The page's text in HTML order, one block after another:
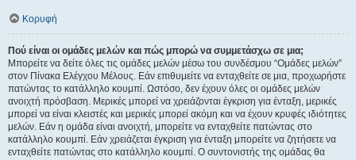
Κορυφή
Πού είναι οι ομάδες μελών και πώς μπορώ να συμμετάσχω σε μια;
Μπορείτε να δείτε όλες τις ομάδες μελών μέσω του συνδέσμου “Ομάδες μελών”
στον Πίνακα Ελέγχου Μέλους. Εάν επιθυμείτε να ενταχθείτε σε μια, προχωρήστε
πατώντας το κατάλληλο κουμπί. Ωστόσο, δεν έχουν όλες οι ομάδες μελών
ανοιχτή πρόσβαση. Μερικές μπορεί να χρειάζονται έγκριση για ένταξη, μερικές
μπορεί να είναι κλειστές και μερικές μπορεί ακόμη και να έχουν κρυφές ιδιότητες
μελών. Εάν η ομάδα είναι ανοιχτή, μπορείτε να ενταχθείτε πατώντας στο
κατάλληλο κουμπί. Εάν χρειάζεται έγκριση για ένταξη μπορείτε να ζητήσετε να
ενταχθείτε πατώντας στο κατάλληλο κουμπί. Ο συντονιστής της ομάδας θα